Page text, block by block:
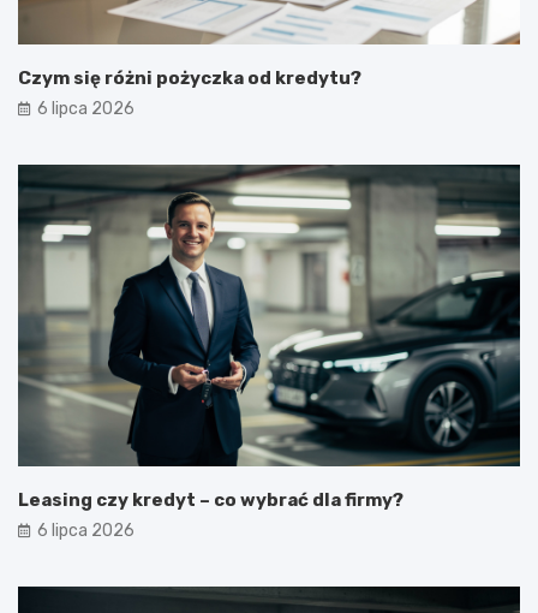
Czym się różni pożyczka od kredytu?
6 lipca 2026
Leasing czy kredyt – co wybrać dla firmy?
6 lipca 2026